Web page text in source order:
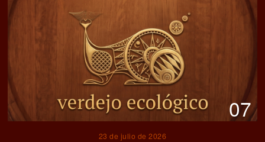
07
23 de julio de 2026